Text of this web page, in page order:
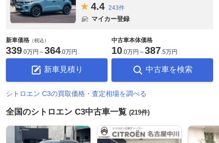
4.4 243件
マイカー登録
新車価格 （税込）
339.0万円 ～364.0万円
新車見積り
中古車本体価格
10.0万円 ～387.5万円
中古車を検索
シトロエン C3の買取価格・査定相場を調べる
全国のシトロエン C3中古車一覧 (219件)